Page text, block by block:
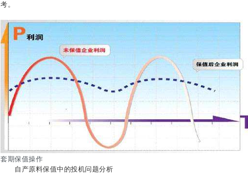
考。
套期保值操作
自产原料保值中的投机问题分析